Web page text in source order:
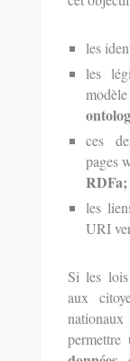
les
les
ces
pages
RDFa;
les
URI
Si les lois
aux
permettre